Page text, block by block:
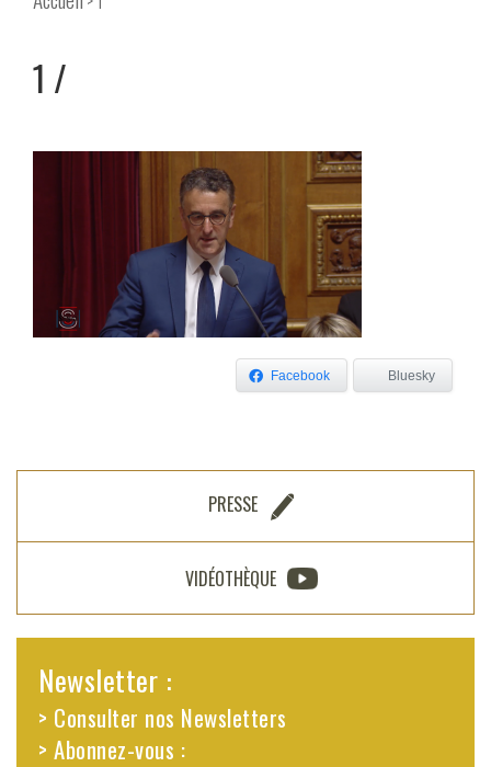
1
Facebook Bluesky
PRESSE
VIDÉOTHÈQUE
Newsletter :
> Consulter nos Newsletters
> Abonnez-vous :